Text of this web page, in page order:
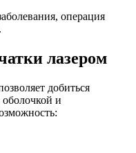
операция
лазером
добиться
и